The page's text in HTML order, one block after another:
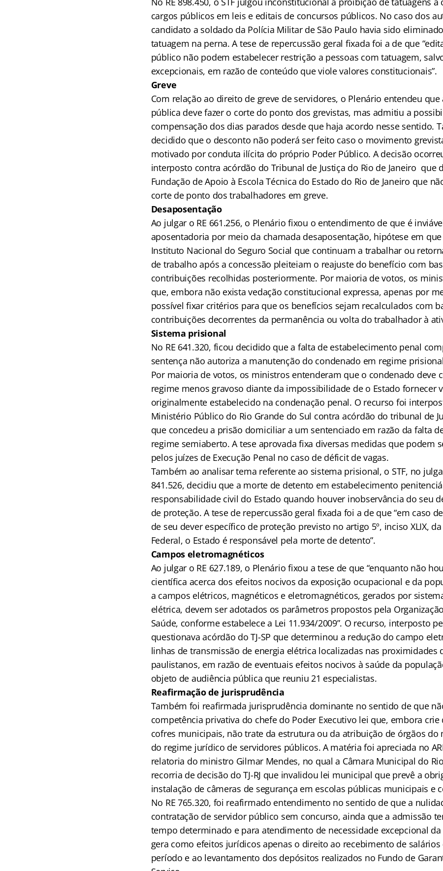
cargos públicos em leis e editais de concursos públicos. No caso dos
candidato a soldado da Polícia Militar de São Paulo havia sido
tatuagem na perna. A tese de repercussão geral fixada foi a de que
público não podem estabelecer restrição a pessoas com tatuagem,
excepcionais, em razão de conteúdo que viole valores constitucionais”.
Greve
Com relação ao direito de greve de servidores, o Plenário entendeu
pública deve fazer o corte do ponto dos grevistas, mas admitiu a
compensação dos dias parados desde que haja acordo nesse sentido.
decidido que o desconto não poderá ser feito caso o movimento
motivado por conduta ilícita do próprio Poder Público. A decisão
interposto contra acórdão do Tribunal de Justiça do Rio de Janeiro que
Fundação de Apoio à Escola Técnica do Estado do Rio de Janeiro que
corte de ponto dos trabalhadores em greve.
Desaposentação
Ao julgar o RE 661.256, o Plenário fixou o entendimento de que é
aposentadoria por meio da chamada desaposentação, hipótese em
Instituto Nacional do Seguro Social que continuam a trabalhar ou
de trabalho após a concessão pleiteiam o reajuste do benefício com
contribuições recolhidas posteriormente. Por maioria de votos, os
que, embora não exista vedação constitucional expressa, apenas por
possível fixar critérios para que os benefícios sejam recalculados com
contribuições decorrentes da permanência ou volta do trabalhador à
Sistema prisional
No RE 641.320, ficou decidido que a falta de estabelecimento penal
sentença não autoriza a manutenção do condenado em regime
Por maioria de votos, os ministros entenderam que o condenado deve
regime menos gravoso diante da impossibilidade de o Estado fornecer
originalmente estabelecido na condenação penal. O recurso foi
Ministério Público do Rio Grande do Sul contra acórdão do tribunal de
que concedeu a prisão domiciliar a um sentenciado em razão da falta
regime semiaberto. A tese aprovada fixa diversas medidas que podem
pelos juízes de Execução Penal no caso de déficit de vagas.
Também ao analisar tema referente ao sistema prisional, o STF, no
841.526, decidiu que a morte de detento em estabelecimento
responsabilidade civil do Estado quando houver inobservância do seu
de proteção. A tese de repercussão geral fixada foi a de que “em caso
de seu dever específico de proteção previsto no artigo 5º, inciso XLIX,
Federal, o Estado é responsável pela morte de detento”.
Campos eletromagnéticos
Ao julgar o RE 627.189, o Plenário fixou a tese de que “enquanto não
científica acerca dos efeitos nocivos da exposição ocupacional e da
a campos elétricos, magnéticos e eletromagnéticos, gerados por
elétrica, devem ser adotados os parâmetros propostos pela
Saúde, conforme estabelece a Lei 11.934/2009”. O recurso, interposto
questionava acórdão do TJ-SP que determinou a redução do campo
linhas de transmissão de energia elétrica localizadas nas proximidades
paulistanos, em razão de eventuais efeitos nocivos à saúde da
objeto de audiência pública que reuniu 21 especialistas.
Reafirmação de jurisprudência
Também foi reafirmada jurisprudência dominante no sentido de que
competência privativa do chefe do Poder Executivo lei que, embora crie
cofres municipais, não trate da estrutura ou da atribuição de órgãos
do regime jurídico de servidores públicos. A matéria foi apreciada no
relatoria do ministro Gilmar Mendes, no qual a Câmara Municipal do
recorria de decisão do TJ-RJ que invalidou lei municipal que prevê a
instalação de câmeras de segurança em escolas públicas municipais e
No RE 765.320, foi reafirmado entendimento no sentido de que a
contratação de servidor público sem concurso, ainda que a admissão
tempo determinado e para atendimento de necessidade excepcional
gera como efeitos jurídicos apenas o direito ao recebimento de
período e ao levantamento dos depósitos realizados no Fundo de